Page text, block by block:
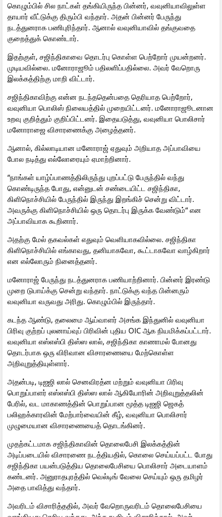
கொழும்பில் சில நாட்கள் தங்கியிருந்த பின்னர், வவுனியாவிலுள்ள
தாயார் வீட்டுக்கு திரும்பி வந்தார். அதன் பின்னர் பேருந்து
நடத்துனராக பணிபுரிந்தார். ஆனால் வவுனியாவில் தங்குவதை
குறைத்துக் கொண்டார்.
இதற்குள், சஜிந்திகாவை தொடர்பு கொள்ள பெற்றோர் முயன்றனர்.
முடியவில்லை. மனோராஜூம் பதிலளிப்பதில்லை. அவர் வேறொரு
இலக்கத்திற்கு மாறி விட்டார்.
சஜிந்திகாவிற்கு என்ன நடந்ததென்பதை தெரியாத பெற்றோர்,
வவுனியா பொலிஸ் நிலையத்தில் முறையிட்டனர். மனோராஜூடனான
உறவு குறித்தும் குறிப்பிட்டனர். இதையடுத்து, வவுனியா பொலிசார்
மனோராஜை விசாரணைக்கு அழைத்தனர்.
ஆனால், கில்லாடியான மனோராஜ் ஏதுவும் அறியாத அப்பாவியை
போல நடித்து எல்லோரையும் ஏமாற்றினார்.
“நாங்கள் யாழ்ப்பாணத்திலிருந்து புறப்பட்டு பேருந்தில் வந்து
கொண்டிருந்த போது, என்னுடன் சண்டையிட்ட சஜிந்திகா,
கிளிநொச்சியில் பேருந்தில் இருந்து இறங்கிச் சென்று விட்டார்.
அவருக்கு கிளிநொச்சியில் ஒரு தொடர்பு இருக்க வேண்டும்“ என
அப்பாவியாக கூறினார்.
அதற்கு மேல் தகவல்கள் எதுவும் வெளியாகவில்லை. சஜிந்திகா
கிளிநொச்சியில் எங்காவது, தனியாகவோ, கூட்டாகவோ வாழ்கிறார்
என எல்லோரும் நினைத்தனர்.
மனோராஜ் பேருந்து நடத்துனராக பணியாற்றினார். பின்னர் இரண்டு
முறை டுபாய்க்கு சென்று வந்தார். நாட்டுக்கு வந்த பின்னரும்
வவுனியா வருவது அரிது. கொழும்பில் இருந்தார்.
கடந்த ஆண்டு, தலைமை ஆய்வாளர் அசங்க இந்துனில் வவுனியா
பிரிவு குற்றப் புலனாய்வுப் பிரிவின் புதிய OIC ஆக நியமிக்கப்பட்டார்.
வவுனியா எஸ்எஸ்பி திஸ்ஸ லால், சஜிந்திகா காணாமல் போனது
தொடர்பாக ஒரு விரிவான விசாரணையை மேற்கொள்ள
அறிவுறுத்தியுள்ளார்.
அதன்படி, டிஐஜி லால் செனவிரத்ன மற்றும் வவுனியா பிரிவு
பொறுப்பாளர் எஸ்எஸ்பி திஸ்ஸ லால் ஆகியோரின் அறிவுறுத்தலின்
பேரில், வட மாகாணத்தின் பொறுப்பான மூத்த டிஐஜி ஜெகத்
பலிஹக்காரவின் மேற்பார்வையின் கீழ், வவுனியா பொலிசார்
முழுமையான விசாரணையைத் தொடங்கினர்.
முதற்கட்டமாக சஜிந்திகாவின் தொலைபேசி இலக்கத்தின்
அடிப்படையில் விசாரணை நடத்தியதில், கொலை செய்யப்பட்ட போது
சஜிந்திகா பயன்படுத்திய தொலைபேசியை பொலிசார் அடையாளம்
கண்டனர். அனுராதபுரத்தில் வெல்டிங் வேலை செய்யும் ஒரு தமிழர்
அதை பாவித்து வந்தார்.
அவரிடம் விசாரித்ததில், அவர் வேறொருவரிடம் தொலைபேசியை